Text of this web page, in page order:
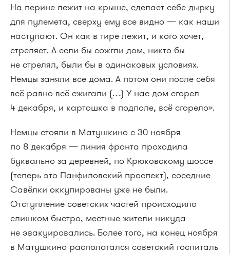
На перине лежит на крыше, сделает себе дырку
для пулемета, сверху ему все видно — как наши
наступают. Он как в тире лежит, и кого хочет,
стреляет. А если бы сожгли дом, никто бы
не стрелял, были бы в одинаковых условиях.
Немцы заняли все дома. А потом они после себя
всё равно всё сжигали (…) У нас дом сгорел
4 декабря, и картошка в подполе, всё сгорело».
Немцы стояли в Матушкино с 30 ноября
по 8 декабря — линия фронта проходила
буквально за деревней, по Крюковскому шоссе
(теперь это Панфиловский проспект), соседние
Савёлки оккупированы уже не были.
Отступление советских частей происходило
слишком быстро, местные жители никуда
не эвакуировались. Более того, на конец ноября
в Матушкино располагался советский госпиталь